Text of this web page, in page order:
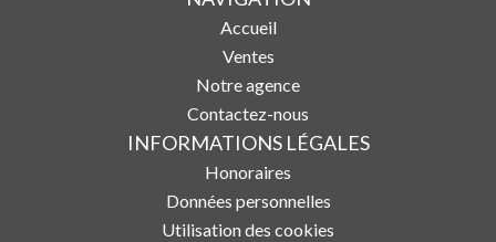
Accueil
Ventes
Notre agence
Contactez-nous
INFORMATIONS LÉGALES
Honoraires
Données personnelles
Utilisation des cookies